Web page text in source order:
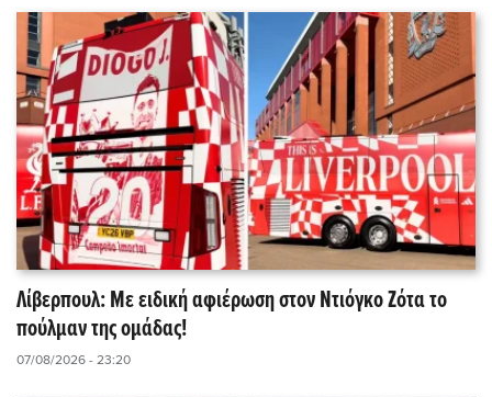
Λίβερπουλ: Με ειδική αφιέρωση στον Ντιόγκο Ζότα το
πούλμαν της ομάδας!
07/08/2026 - 23:20